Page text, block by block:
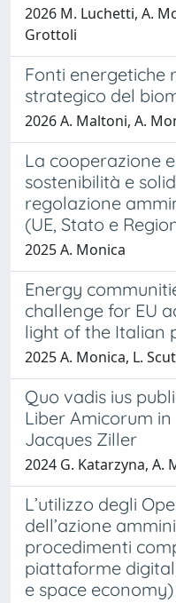
2026 M. Luchetti, A.
Grottoli
Fonti energetiche
strategico del
2026 A. Maltoni, A.
La cooperazione
sostenibilità e
regolazione
(UE, Stato e
2025 A. Monica
Energy
challenge for EU
light of the Italian
2025 A. Monica, L.
Quo vadis ius
Liber Amicorum
Jacques Ziller
2024 G. Katarzyna, A.
L’utilizzo degli
dell’azione
procedimenti
piattaforme
e space economy)